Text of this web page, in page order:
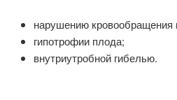
нарушению кровообращения
гипотрофии плода;
внутриутробной гибелью.